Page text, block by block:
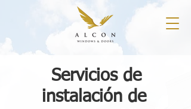
Servicios de
instalación de